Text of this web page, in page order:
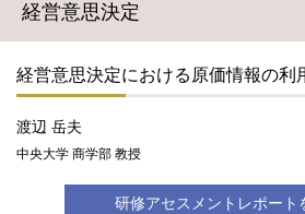
経営意思決定
経営意思決定における原価情報の利
渡辺 岳夫
中央大学 商学部 教授
研修アセスメントレポート